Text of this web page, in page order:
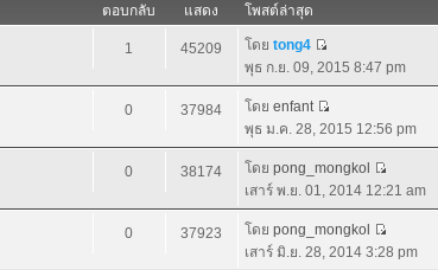
ตอบกลับ แสดง
โพสต์ล่าสุด
1 45209 โดย tong4
พุธ ก.ย. 09, 2015 8:47 pm
0 37984 โดย enfant
พุธ ม.ค. 28, 2015 12:56 pm
0 38174 โดย pong_mongkol
เสาร์ พ.ย. 01, 2014 12:21 am
0 37923 โดย pong_mongkol
เสาร์ มิ.ย. 28, 2014 3:28 pm